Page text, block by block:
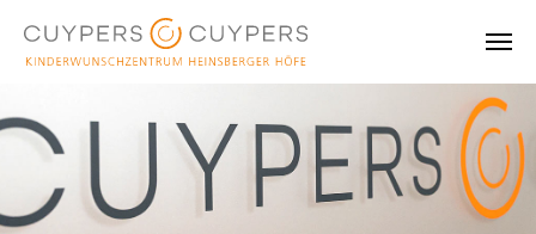
Skip to main content